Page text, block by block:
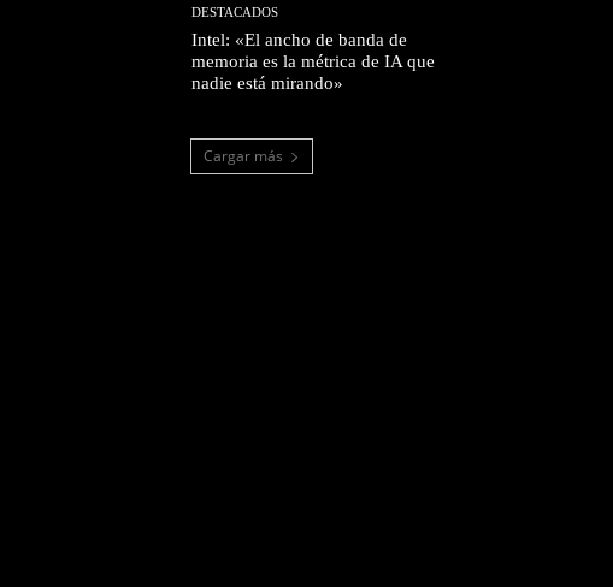
DESTACADOS
Intel: «El ancho de banda de
memoria es la métrica de IA que
nadie está mirando»
Cargar más